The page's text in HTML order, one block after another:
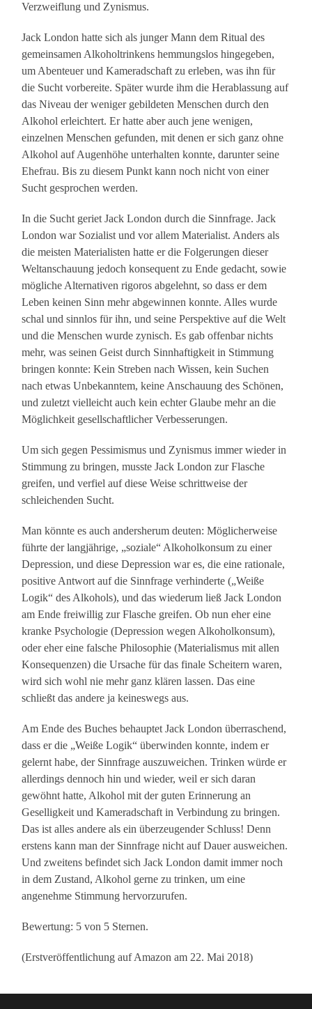
Verzweiflung und Zynismus.
Jack London hatte sich als junger Mann dem Ritual des
gemeinsamen Alkoholtrinkens hemmungslos hingegeben,
um Abenteuer und Kameradschaft zu erleben, was ihn für
die Sucht vorbereite. Später wurde ihm die Herablassung auf
das Niveau der weniger gebildeten Menschen durch den
Alkohol erleichtert. Er hatte aber auch jene wenigen,
einzelnen Menschen gefunden, mit denen er sich ganz ohne
Alkohol auf Augenhöhe unterhalten konnte, darunter seine
Ehefrau. Bis zu diesem Punkt kann noch nicht von einer
Sucht gesprochen werden.
In die Sucht geriet Jack London durch die Sinnfrage. Jack
London war Sozialist und vor allem Materialist. Anders als
die meisten Materialisten hatte er die Folgerungen dieser
Weltanschauung jedoch konsequent zu Ende gedacht, sowie
mögliche Alternativen rigoros abgelehnt, so dass er dem
Leben keinen Sinn mehr abgewinnen konnte. Alles wurde
schal und sinnlos für ihn, und seine Perspektive auf die Welt
und die Menschen wurde zynisch. Es gab offenbar nichts
mehr, was seinen Geist durch Sinnhaftigkeit in Stimmung
bringen konnte: Kein Streben nach Wissen, kein Suchen
nach etwas Unbekanntem, keine Anschauung des Schönen,
und zuletzt vielleicht auch kein echter Glaube mehr an die
Möglichkeit gesellschaftlicher Verbesserungen.
Um sich gegen Pessimismus und Zynismus immer wieder in
Stimmung zu bringen, musste Jack London zur Flasche
greifen, und verfiel auf diese Weise schrittweise der
schleichenden Sucht.
Man könnte es auch andersherum deuten: Möglicherweise
führte der langjährige, „soziale“ Alkoholkonsum zu einer
Depression, und diese Depression war es, die eine rationale,
positive Antwort auf die Sinnfrage verhinderte („Weiße
Logik“ des Alkohols), und das wiederum ließ Jack London
am Ende freiwillig zur Flasche greifen. Ob nun eher eine
kranke Psychologie (Depression wegen Alkoholkonsum),
oder eher eine falsche Philosophie (Materialismus mit allen
Konsequenzen) die Ursache für das finale Scheitern waren,
wird sich wohl nie mehr ganz klären lassen. Das eine
schließt das andere ja keineswegs aus.
Am Ende des Buches behauptet Jack London überraschend,
dass er die „Weiße Logik“ überwinden konnte, indem er
gelernt habe, der Sinnfrage auszuweichen. Trinken würde er
allerdings dennoch hin und wieder, weil er sich daran
gewöhnt hatte, Alkohol mit der guten Erinnerung an
Geselligkeit und Kameradschaft in Verbindung zu bringen.
Das ist alles andere als ein überzeugender Schluss! Denn
erstens kann man der Sinnfrage nicht auf Dauer ausweichen.
Und zweitens befindet sich Jack London damit immer noch
in dem Zustand, Alkohol gerne zu trinken, um eine
angenehme Stimmung hervorzurufen.
Bewertung: 5 von 5 Sternen.
(Erstveröffentlichung auf Amazon am 22. Mai 2018)